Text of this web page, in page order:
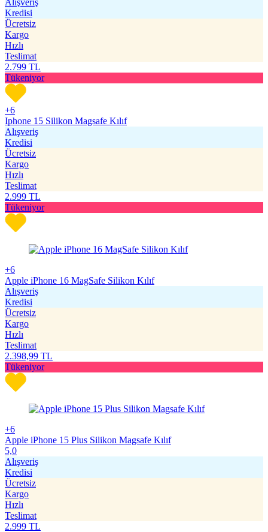
Kredisi
Ücretsiz
Kargo
Hızlı
Teslimat
2.799 TL
Tükeniyor
+6
Iphone 15 Silikon Magsafe Kılıf
Alışveriş
Kredisi
Ücretsiz
Kargo
Hızlı
Teslimat
2.999 TL
Tükeniyor
+6
Apple iPhone 16 MagSafe Silikon Kılıf
Alışveriş
Kredisi
Ücretsiz
Kargo
Hızlı
Teslimat
2.398,99 TL
Tükeniyor
+6
Apple iPhone 15 Plus Silikon Magsafe Kılıf
5,0
Alışveriş
Kredisi
Ücretsiz
Kargo
Hızlı
Teslimat
2.999 TL